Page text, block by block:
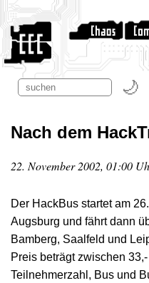
Nach dem
22. November 2002, 01:00
Der HackBus startet am
Augsburg und fährt dann
Bamberg, Saalfeld und
Preis beträgt zwischen
Teilnehmerzahl, Bus und